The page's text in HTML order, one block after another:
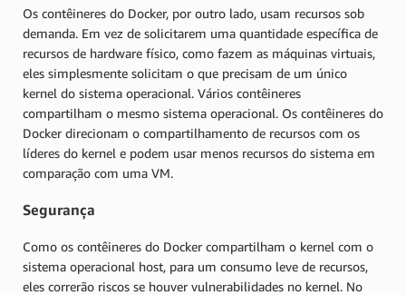
Os contêineres do Docker, por outro lado, usam recursos sob
demanda. Em vez de solicitarem uma quantidade específica de
recursos de hardware físico, como fazem as máquinas virtuais,
eles simplesmente solicitam o que precisam de um único
kernel do sistema operacional. Vários contêineres
compartilham o mesmo sistema operacional. Os contêineres do
Docker direcionam o compartilhamento de recursos com os
líderes do kernel e podem usar menos recursos do sistema em
comparação com uma VM.
Segurança
Como os contêineres do Docker compartilham o kernel com o
sistema operacional host, para um consumo leve de recursos,
eles correrão riscos se houver vulnerabilidades no kernel. No